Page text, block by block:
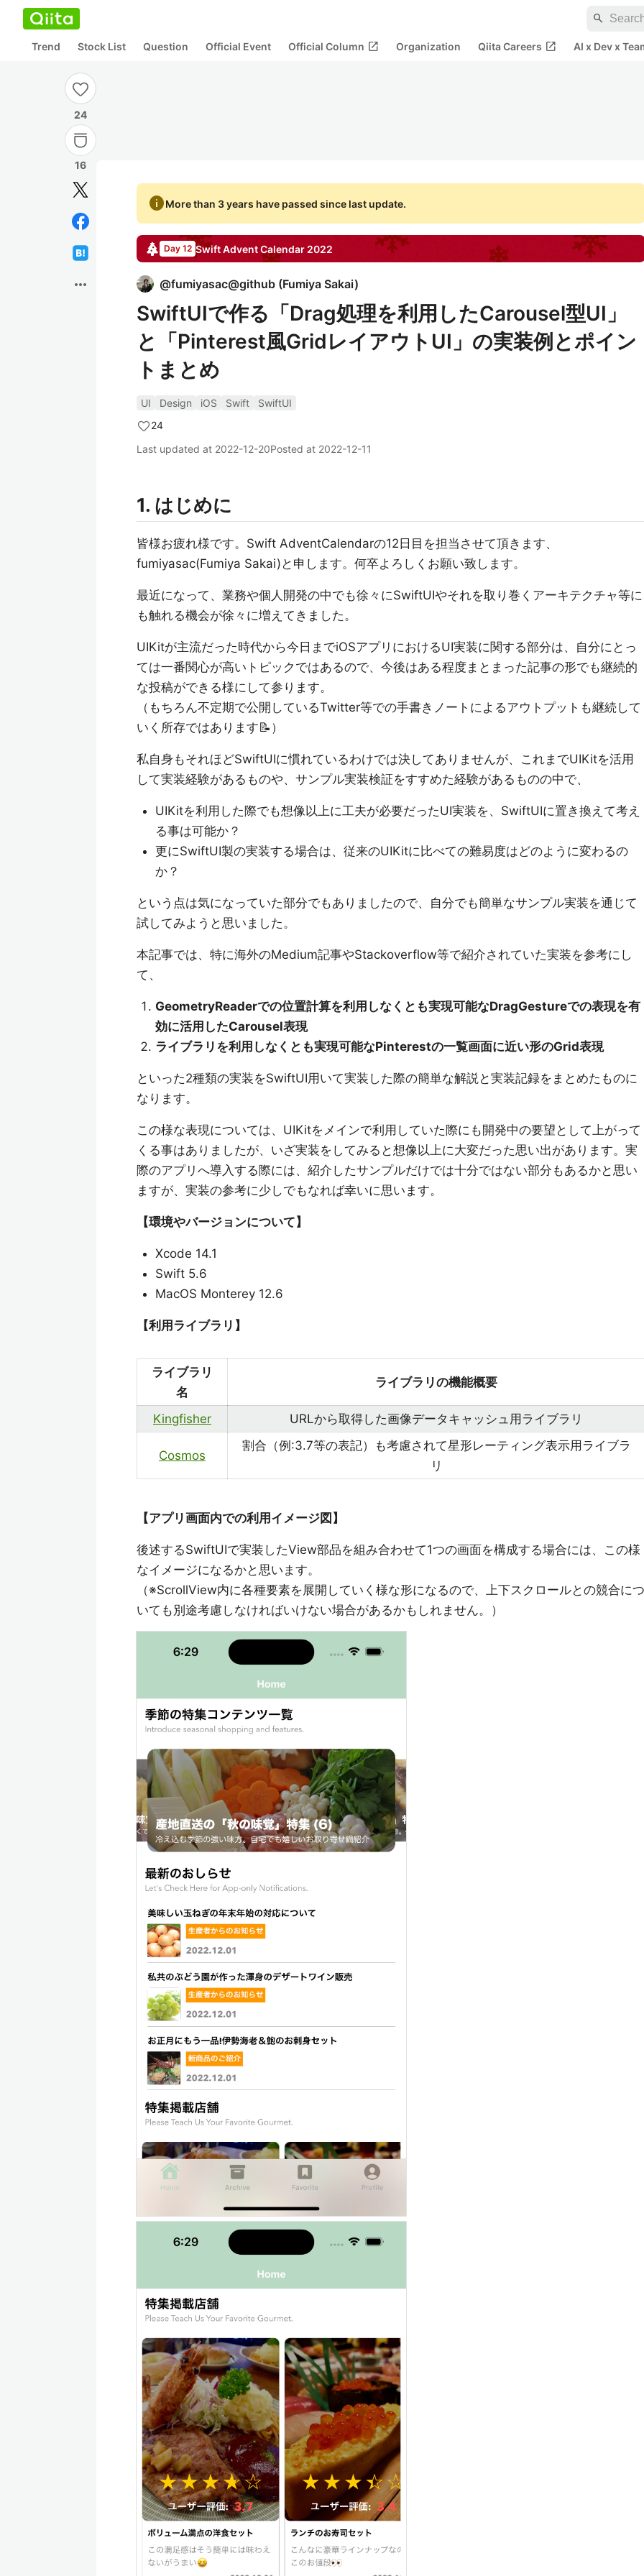
search
Trend Stock List Question Official Event Official Column open_in_new Organization Qiita Careers open_in_new AI x Dev x
24
16
more_horiz
infoMore than 3 years have passed since last update.
Day 12 SwiftAdvent Calendar 2022
@fumiyasac@github (Fumiya Sakai)
SwiftUIで作る「Drag処理を利用したCarousel型UI」
と「Pinterest風GridレイアウトUI」の実装例とポイン
トまとめ
UI Design iOS Swift
SwiftUI
24
Last updated at 2022-12-20Posted at 2022-12-11
1. はじめに
皆様お疲れ様です。Swift AdventCalendarの12日目を担当させて頂きます、
fumiyasac(Fumiya Sakai)と申します。何卒よろしくお願い致します。
最近になって、業務や個人開発の中でも徐々にSwiftUIやそれを取り巻くアーキテクチャ等に
も触れる機会が徐々に増えてきました。
UIKitが主流だった時代から今日までiOSアプリにおけるUI実装に関する部分は、自分にとっ
ては一番関心が高いトピックではあるので、今後はある程度まとまった記事の形でも継続的
な投稿ができる様にして参ります。
（もちろん不定期で公開しているTwitter等での手書きノートによるアウトプットも継続して
いく所存ではあります📝）
私自身もそれほどSwiftUIに慣れているわけでは決してありませんが、これまでUIKitを活用
して実装経験があるものや、サンプル実装検証をすすめた経験があるものの中で、
UIKitを利用した際でも想像以上に工夫が必要だったUI実装を、SwiftUIに置き換えて考え
る事は可能か？
更にSwiftUI製の実装する場合は、従来のUIKitに比べての難易度はどのように変わるの
か？
という点は気になっていた部分でもありましたので、自分でも簡単なサンプル実装を通じて
試してみようと思いました。
本記事では、特に海外のMedium記事やStackoverflow等で紹介されていた実装を参考にし
て、
GeometryReaderでの位置計算を利用しなくとも実現可能なDragGestureでの表現を有
効に活用したCarousel表現
ライブラリを利用しなくとも実現可能なPinterestの一覧画面に近い形のGrid表現
といった2種類の実装をSwiftUI用いて実装した際の簡単な解説と実装記録をまとめたものに
なります。
この様な表現については、UIKitをメインで利用していた際にも開発中の要望として上がって
くる事はありましたが、いざ実装をしてみると想像以上に大変だった思い出があります。実
際のアプリへ導入する際には、紹介したサンプルだけでは十分ではない部分もあるかと思い
ますが、実装の参考に少しでもなれば幸いに思います。
【環境やバージョンについて】
Xcode 14.1
Swift 5.6
MacOS Monterey 12.6
【利用ライブラリ】
ライブラリ
名
ライブラリの機能概要
Kingfisher URLから取得した画像データキャッシュ用ライブラリ
Cosmos
割合（例:3.7等の表記）も考慮されて星形レーティング表示用ライブラ
リ
【アプリ画面内での利用イメージ図】
後述するSwiftUIで実装したView部品を組み合わせて1つの画面を構成する場合には、この様
なイメージになるかと思います。
（※ScrollView内に各種要素を展開していく様な形になるので、上下スクロールとの競合につ
いても別途考慮しなければいけない場合があるかもしれません。）